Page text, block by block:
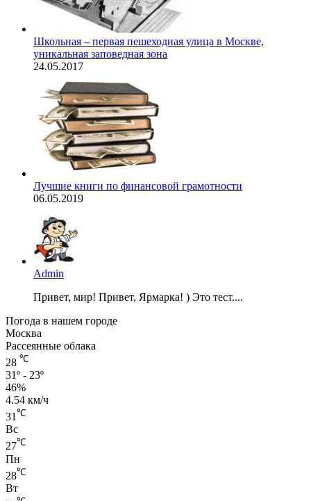
Школьная – первая пешеходная улица в Москве,
уникальная заповедная зона
24.05.2017
Лучшие книги по финансовой грамотности
06.05.2019
Admin
Привет, мир! Привет, Ярмарка! ) Это тест....
Погода в нашем городе
Москва
Рассеянные облака
28 ℃
31º - 23º
46%
4.54 км/ч
31 ℃
Вс
27℃
Пн
28℃
Вт